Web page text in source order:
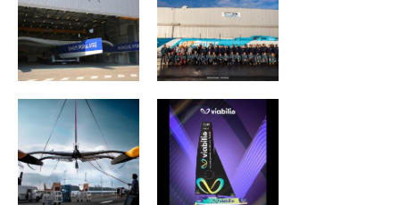
REALITES Planet
Warriors
Viabilis Océans
MAXI BANQUE
MAÎTRE COQ V